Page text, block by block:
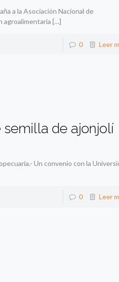
a la Asociación Nacional de
agroalimentaria […]
0 Leer
de ajonjolí
Un convenio con la
0 Leer